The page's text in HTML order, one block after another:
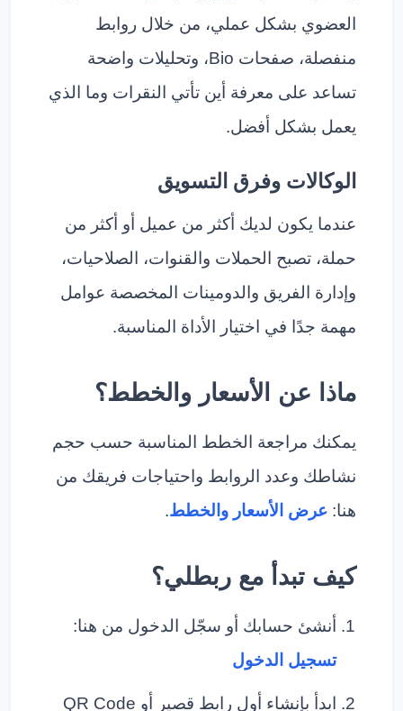
العضوي بشكل عملي، من خلال روابط
منفصلة، صفحات Bio، وتحليلات واضحة
تساعد على معرفة أين تأتي النقرات وما الذي
يعمل بشكل أفضل.
الوكالات وفرق التسويق
عندما يكون لديك أكثر من عميل أو أكثر من
حملة، تصبح الحملات والقنوات، الصلاحيات،
وإدارة الفريق والدومينات المخصصة عوامل
مهمة جدًا في اختيار الأداة المناسبة.
ماذا عن الأسعار والخطط؟
يمكنك مراجعة الخطط المناسبة حسب حجم
نشاطك وعدد الروابط واحتياجات فريقك من
هنا: عرض الأسعار والخطط.
كيف تبدأ مع ربطلي؟
أنشئ حسابك أو سجّل الدخول من هنا:
تسجيل الدخول
ابدأ بإنشاء أول رابط قصير أو QR Code